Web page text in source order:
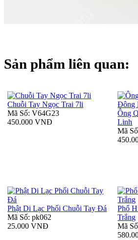
Sản phẩm liên quan:
Chuỗi Tay Ngọc Trai 7li
Mã Số: V64G23
450.000 VNĐ
Ông
Linh
Mã
Phật Di Lạc Phối Chuỗi Tay Đá
Mã Số: pk062
25.000 VNĐ
Phổ
Trắng
Mã